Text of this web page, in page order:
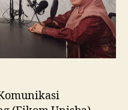
Unggulan